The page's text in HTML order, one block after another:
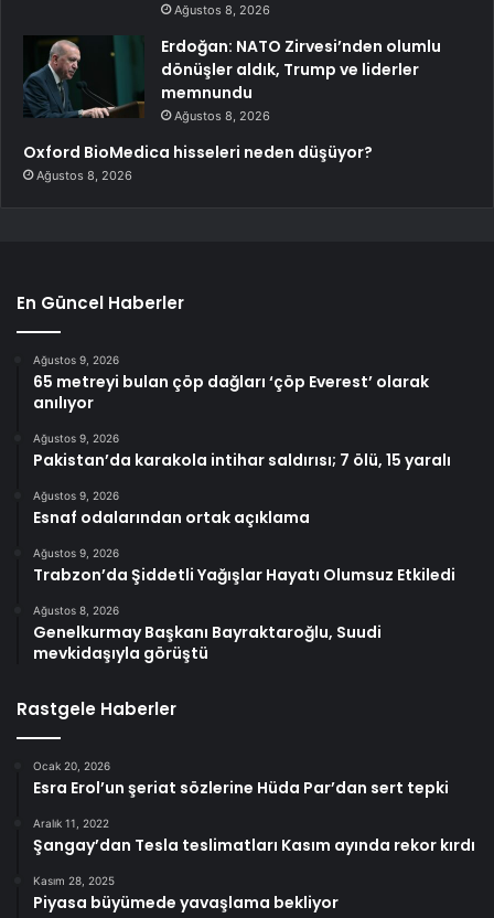
Ağustos 8, 2026
Erdoğan: NATO Zirvesi’nden olumlu
dönüşler aldık, Trump ve liderler
memnundu
Ağustos 8, 2026
Oxford BioMedica hisseleri neden düşüyor?
Ağustos 8, 2026
En Güncel Haberler
Ağustos 9, 2026
65 metreyi bulan çöp dağları ‘çöp Everest’ olarak
anılıyor
Ağustos 9, 2026
Pakistan’da karakola intihar saldırısı; 7 ölü, 15 yaralı
Ağustos 9, 2026
Esnaf odalarından ortak açıklama
Ağustos 9, 2026
Trabzon’da Şiddetli Yağışlar Hayatı Olumsuz Etkiledi
Ağustos 8, 2026
Genelkurmay Başkanı Bayraktaroğlu, Suudi
mevkidaşıyla görüştü
Rastgele Haberler
Ocak 20, 2026
Esra Erol’un şeriat sözlerine Hüda Par’dan sert tepki
Aralık 11, 2022
Şangay’dan Tesla teslimatları Kasım ayında rekor kırdı
Kasım 28, 2025
Piyasa büyümede yavaşlama bekliyor